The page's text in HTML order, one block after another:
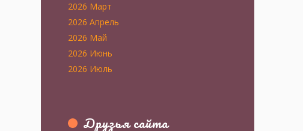
2026 Март
2026 Апрель
2026 Май
2026 Июнь
2026 Июль
Друзья сайта